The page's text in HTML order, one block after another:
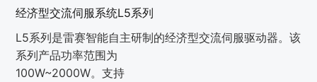
经济型交流伺服系统L5系列
L5系列是雷赛智能⾃主研制的经济型交流伺服驱动器。该
系列产品功率范围为
100W~2000W。⽀持